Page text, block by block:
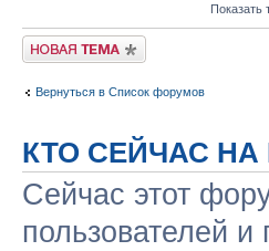
Показать
Новая тема
Вернуться в Список форумов
КТО СЕЙЧАС
Сейчас этот
пользователей и